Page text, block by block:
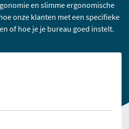
en slimme ergonomische
onze klanten met een specifieke
of hoe je je bureau goed instelt.